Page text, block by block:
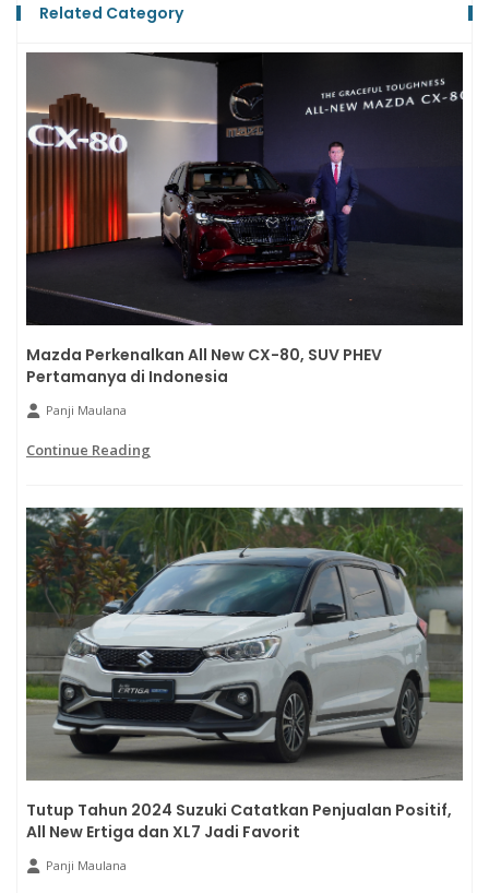
Related Category
Mazda Perkenalkan All New CX-80, SUV PHEV
Pertamanya di Indonesia
Panji Maulana
Continue Reading
Tutup Tahun 2024 Suzuki Catatkan Penjualan Positif,
All New Ertiga dan XL7 Jadi Favorit
Panji Maulana